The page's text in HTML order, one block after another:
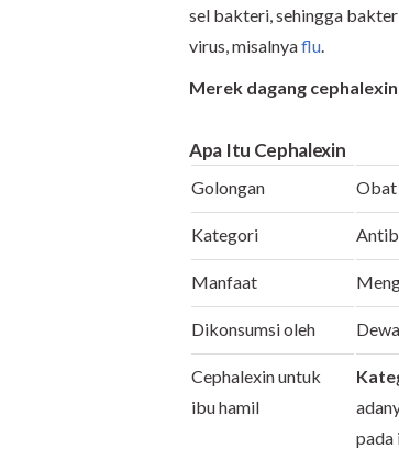
sel bakteri, sehingga
virus, misalnyaflu.
Merek dagang
Apa Itu Cephalexin
Golongan Obat
Kategori
Manfaat
Dikonsumsi oleh
Cephalexin untuk
ibu hamil
pada